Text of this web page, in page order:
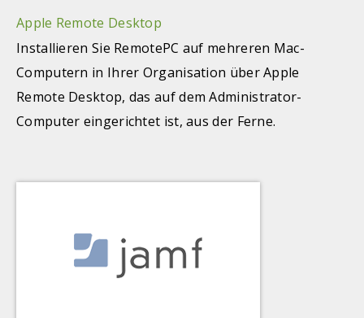
Apple Remote Desktop
Installieren Sie RemotePC auf mehreren Mac-
Computern in Ihrer Organisation über Apple
Remote Desktop, das auf dem Administrator-
Computer eingerichtet ist, aus der Ferne.